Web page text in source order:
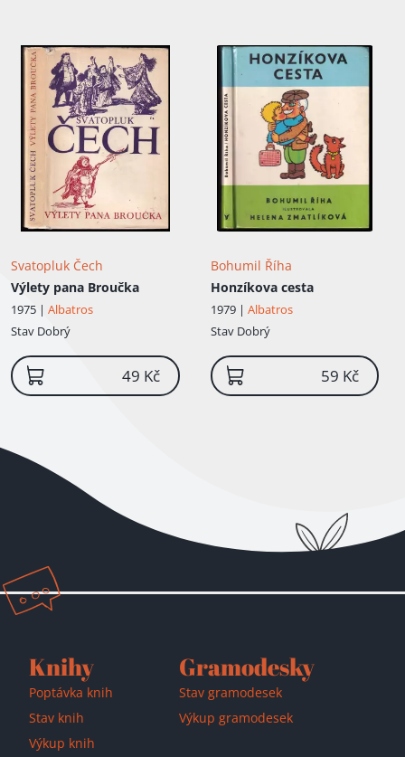
Svatopluk Čech
Výlety pana Broučka
1975 | Albatros
Stav Dobrý
49 Kč
Bohumil Říha
Honzíkova cesta
1979 | Albatros
Stav Dobrý
59 Kč
Knihy
Poptávka knih
Stav knih
Výkup knih
Gramodesky
Stav gramodesek
Výkup gramodesek